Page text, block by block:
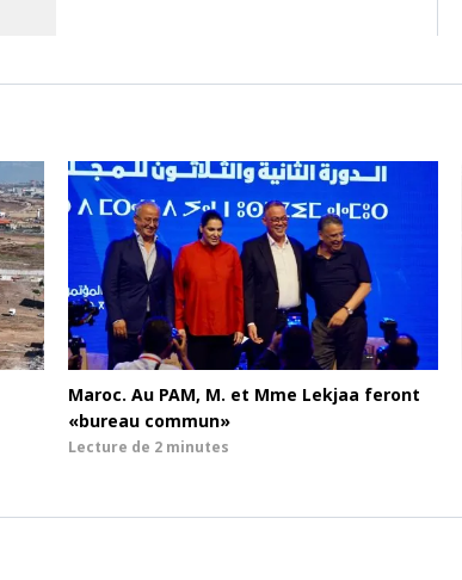
Maroc. Au PAM, M. et Mme Lekjaa feront
«bureau commun»
Lecture de 2 minutes